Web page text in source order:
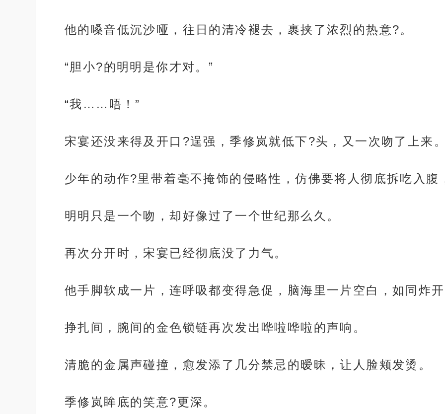
他的嗓音低沉沙哑，往日的清冷褪去，裹挟了浓烈的热意?。
“胆小?的明明是你才对。”
“我……唔！”
宋宴还没来得及开口?逞强，季修岚就低下?头，又一次吻了上来
少年的动作?里带着毫不掩饰的侵略性，仿佛要将人彻底拆吃入腹
明明只是一个吻，却好像过了一个世纪那么久。
再次分开时，宋宴已经彻底没了力气。
他手脚软成一片，连呼吸都变得急促，脑海里一片空白，如同炸
挣扎间，腕间的金色锁链再次发出哗啦哗啦的声响。
清脆的金属声碰撞，愈发添了几分禁忌的暧昧，让人脸颊发烫。
季修岚眸底的笑意?更深。